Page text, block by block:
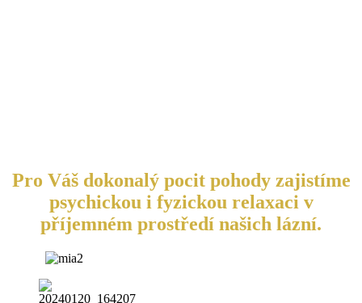
Pro Váš dokonalý pocit pohody zajistíme
psychickou i fyzickou relaxaci v
příjemném prostředí našich lázní.